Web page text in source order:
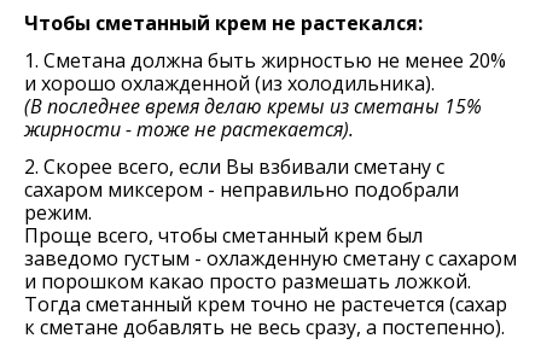
Чтобы сметанный крем не растекался:
1. Сметана должна быть жирностью не менее 20%
и хорошо охлажденной (из холодильника).
(В последнее время делаю кремы из сметаны 15%
жирности - тоже не растекается).
2. Скорее всего, если Вы взбивали сметану с
сахаром миксером - неправильно подобрали
режим.
Проще всего, чтобы сметанный крем был
заведомо густым - охлажденную сметану с сахаром
и порошком какао просто размешать ложкой.
Тогда сметанный крем точно не растечется (сахар
к сметане добавлять не весь сразу, а постепенно).